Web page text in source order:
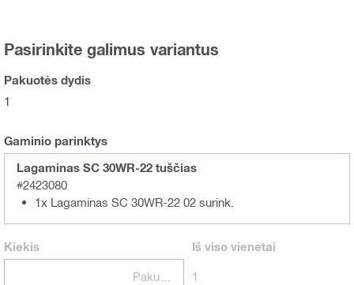
Pasirinkite galimus variantus
Pakuotės dydis
1
Gaminio parinktys
Lagaminas SC 30WR-22 tuščias
#2423080
1x Lagaminas SC 30WR-22 02 surink.
Kiekis
Pakuotės
Iš visovienetai
1